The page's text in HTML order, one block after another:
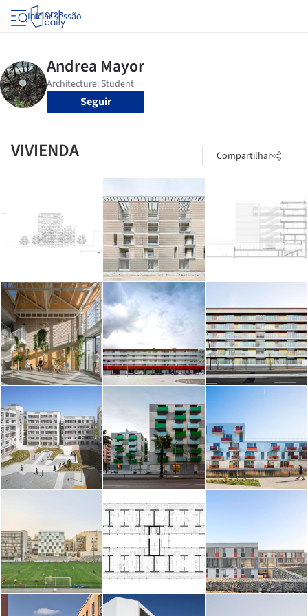
Iniciar sessão
Seguir
VIVIENDA Compartilhar